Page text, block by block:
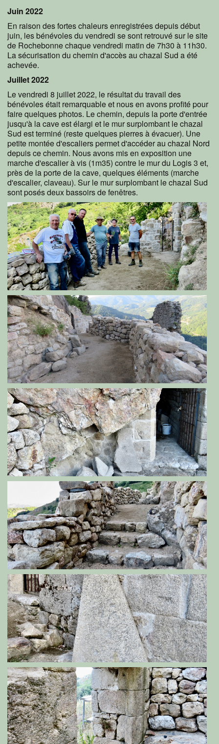
Juin 2022
En raison des fortes chaleurs enregistrées depuis début
juin, les bénévoles du vendredi se sont retrouvé sur le site
de Rochebonne chaque vendredi matin de 7h30 à 11h30.
La sécurisation du chemin d'accès au chazal Sud a été
achevée.
Juillet 2022
Le vendredi 8 juillet 2022, le résultat du travail des
bénévoles était remarquable et nous en avons profité pour
faire quelques photos. Le chemin, depuis la porte d'entrée
jusqu'à la cave est élargi et le mur surplombant le chazal
Sud est terminé (reste quelques pierres à évacuer). Une
petite montée d'escaliers permet d'accéder au chazal Nord
depuis ce chemin. Nous avons mis en exposition une
marche d'escalier à vis (1m35) contre le mur du Logis 3 et,
près de la porte de la cave, quelques éléments (marche
d'escalier, claveau). Sur le mur surplombant le chazal Sud
sont posés deux bassoirs de fenêtres.